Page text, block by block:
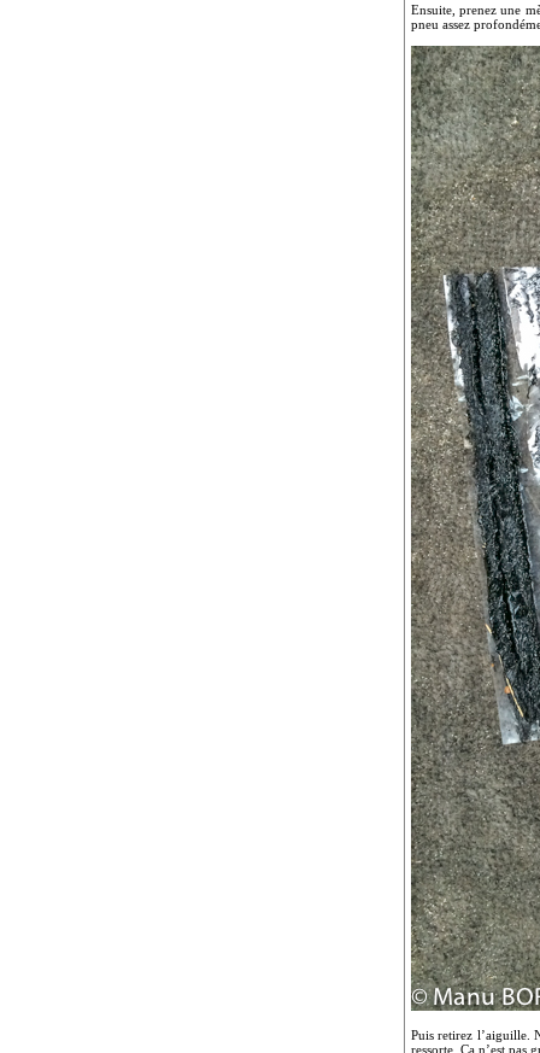
Ensuite, prenez une
pneu assez
Puis retirez l’aiguille.
ressorte. Ça n’est pas